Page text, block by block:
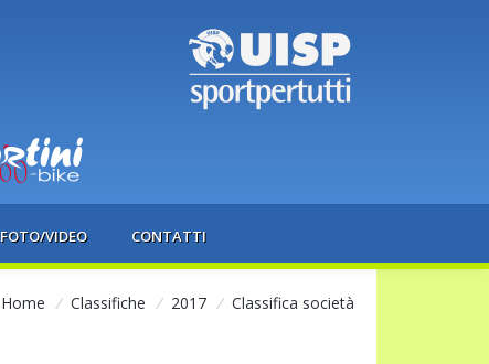
FOTO/VIDEO CONTATTI
Home / Classifiche / 2017 / Classifica società